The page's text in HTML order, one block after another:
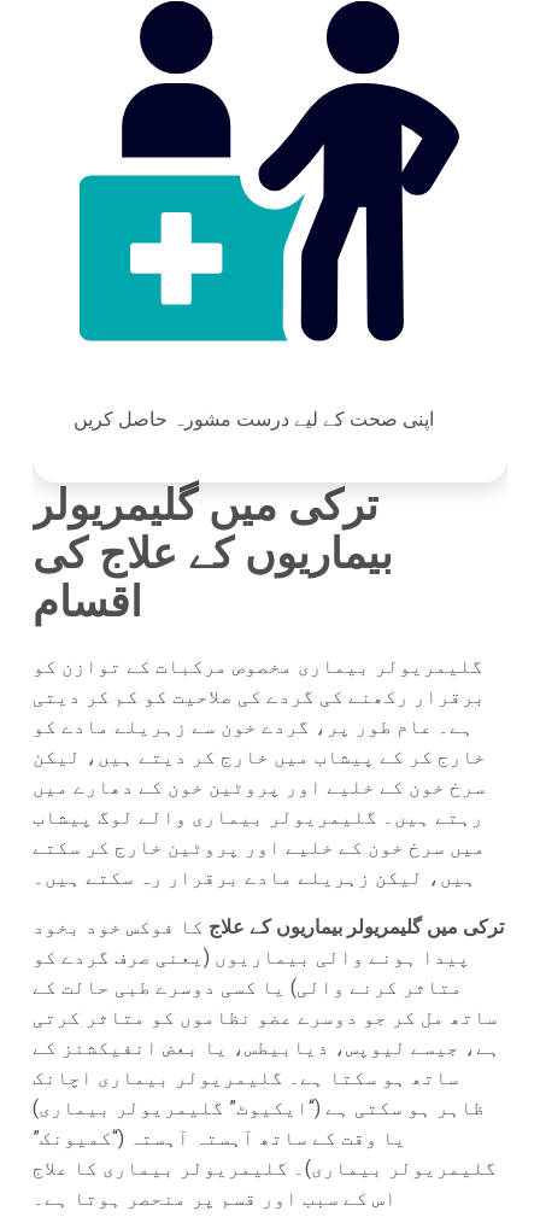
اپنی صحت کے لیے درست مشورہ حاصل کریں
ترکی میں گلیمریولر
بیماریوں کے علاج کی
اقسام
گلیمریولر بیماری مخصوص مرکبات کے توازن کو
برقرار رکھنے کی گردے کی صلاحیت کو کم کر دیتی
ہے۔ عام طور پر، گردے خون سے زہریلے مادے کو
خارج کر کے پیشاب میں خارج کر دیتے ہیں، لیکن
سرخ خون کے خلیے اور پروٹین خون کے دھارے میں
رہتے ہیں۔ گلیمریولر بیماری والے لوگ پیشاب
میں سرخ خون کے خلیے اور پروٹین خارج کر سکتے
ہیں، لیکن زہریلے مادے برقرار رہ سکتے ہیں۔
ترکی میں گلیمریولر بیماریوں کے علاج کا فوکس خود بخود
پیدا ہونے والی بیماریوں (یعنی صرف گردے کو
متاثر کرنے والی) یا کسی دوسرے طبی حالت کے
ساتھ مل کر جو دوسرے عضو نظاموں کو متاثر کرتی
ہے، جیسے لیوپس، ذیابیطس، یا بعض انفیکشنز کے
ساتھ ہو سکتا ہے۔ گلیمریولر بیماری اچانک
ظاہر ہو سکتی ہے (“ایکیوٹ” گلیمریولر بیماری)
یا وقت کے ساتھ آہستہ آہستہ (“کمیونک”
گلیمریولر بیماری)۔ گلیمریولر بیماری کا علاج
اس کے سبب اور قسم پر منحصر ہوتا ہے۔